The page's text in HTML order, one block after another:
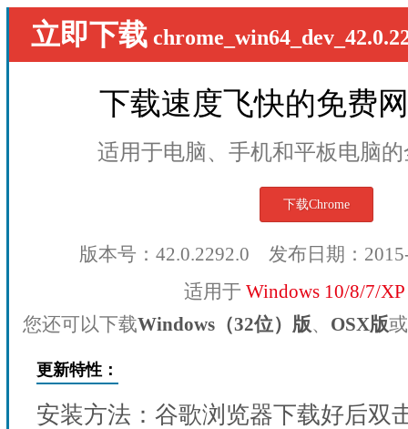
立即下载
下载速度飞快的免费
适用于电脑、手机和平板电脑
下载Chrome
版本号：42.0.2292.0 发布日期：
适用于 Windows 10/8/7/
您还可以下载Windows（32位）版、 OSX版或
更新特性：
安装方法：谷歌浏览器下载好后双